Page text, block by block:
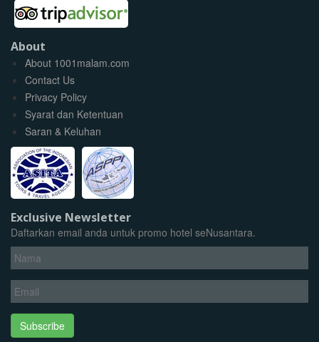
About
About 1001malam.com
Contact Us
Privacy Policy
Syarat dan Ketentuan
Saran & Keluhan
Exclusive Newsletter
Daftarkan email anda untuk promo hotel seNusantara.